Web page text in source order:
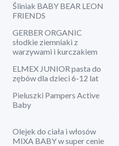
Śliniak BABY BEAR LEON
FRIENDS
GERBER ORGANIC
słodkie ziemniaki z
warzywami i kurczakiem
ELMEX JUNIOR pasta do
zębów dla dzieci 6-12 lat
Pieluszki Pampers Active
Baby
Olejek do ciała i włosów
MIXA BABY w super cenie